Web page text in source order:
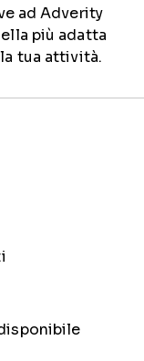
ad Adverity
più adatta
tua attività.